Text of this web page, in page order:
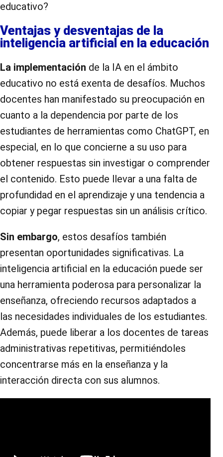
educativo?
Ventajas y desventajas de la
inteligencia artificial en la educación
La implementación de la IA en el ámbito
educativo no está exenta de desafíos. Muchos
docentes han manifestado su preocupación en
cuanto a la dependencia por parte de los
estudiantes de herramientas como ChatGPT, en
especial, en lo que concierne a su uso para
obtener respuestas sin investigar o comprender
el contenido. Esto puede llevar a una falta de
profundidad en el aprendizaje y una tendencia a
copiar y pegar respuestas sin un análisis crítico.
Sin embargo, estos desafíos también
presentan oportunidades significativas. La
inteligencia artificial en la educación puede ser
una herramienta poderosa para personalizar la
enseñanza, ofreciendo recursos adaptados a
las necesidades individuales de los estudiantes.
Además, puede liberar a los docentes de tareas
administrativas repetitivas, permitiéndoles
concentrarse más en la enseñanza y la
interacción directa con sus alumnos.